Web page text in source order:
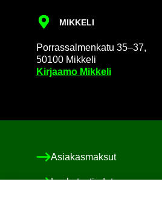
MIK­KE­LI
Por­ras­sal­men­ka­tu 35–37,
50100 Mik­ke­li
Kir­jaa­mo Mik­ke­li
Asia­kas­mak­sut
Las­ku­tus­tie­dot